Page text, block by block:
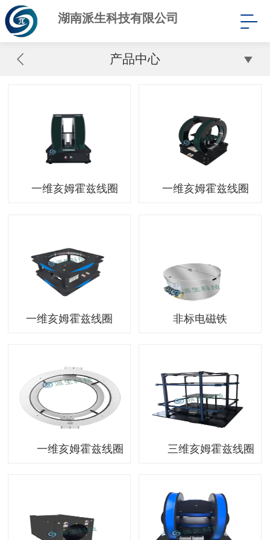
湖南派生科技有限公司
产品中心
一维亥姆霍兹线圈 一维亥姆霍兹线圈
一维亥姆霍兹线圈 非标电磁铁
一维亥姆霍兹线圈 三维亥姆霍兹线圈